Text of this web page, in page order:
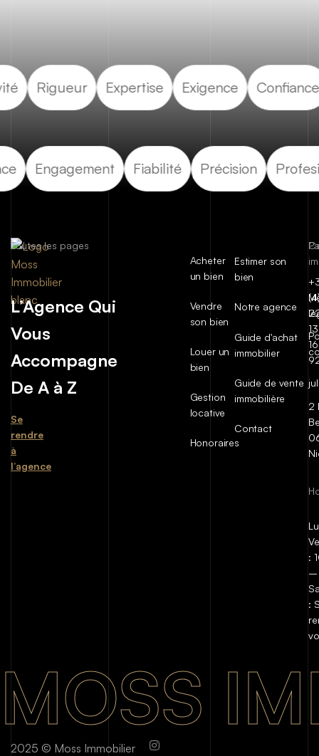
Rigueur Expertise Exigence
Engagement Fiabilité Précision
L’Agence Qui
Vous
Accompagne
De A à Z
Se
rendre
à
l’agence
Toutes les pages
Acheter
un bien
Vendre
son bien
Louer un
bien
Gestion
locative
Honoraires
Estimer son
bien
Notre agence
Guide d'achat
immobilier
Guide de vente
immobilière
Contact
13
16
2
:
–
:
MOSS
2025 © Moss Immobilier